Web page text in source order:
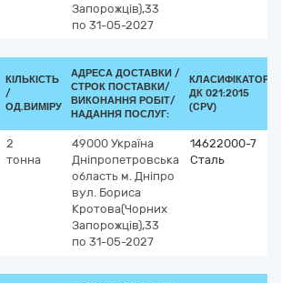
Запорожців),33
по 31-05-2027
КІЛЬКІСТЬ
/
ОД.ВИМІРУ
АДРЕСА ДОСТАВКИ /
СТРОК ПОСТАВКИ/
ВИКОНАННЯ РОБІТ/
НАДАННЯ ПОСЛУГ:
КЛАСИФІКАТОР
ДК 021:2015
(CPV)
2
тонна
49000 Україна
Дніпропетровська
область м. Дніпро
вул. Бориса
Кротова(Чорних
Запорожців),33
по 31-05-2027
14622000-7
Сталь